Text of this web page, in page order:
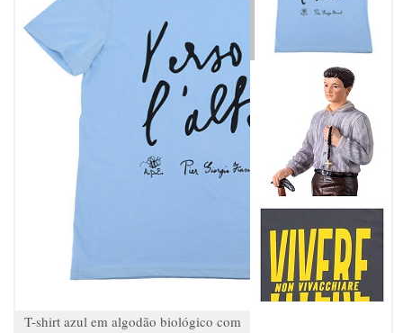
T-shirt azul em algodão biológico com